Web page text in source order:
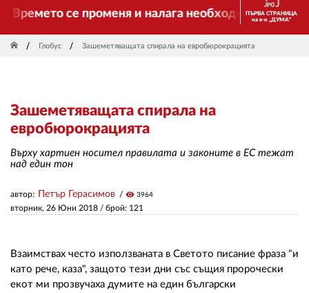
се променя и налага необходимостта от
ПЪРВА СТРАНИЦА
на в-к „ДУМА“
Глобус Зашеметяващата спирала на евробюрокрацията
Зашеметяващата спирала на
евробюрокрацията
Върху хартиен носител правилата и законите в ЕС тежат
над един тон
вторник, 26 Юни 2018 / брой: 121
автор: Петър Герасимов visibility 3964
Взаимствах често използваната в Светото писание фраза "и
като рече, каза", защото тези дни със същия пророчески
екот ми прозвучаха думите на един български
ДРУГИ
ЗА НАС
РЕДАКЦИЯ
РЕКЛАМА